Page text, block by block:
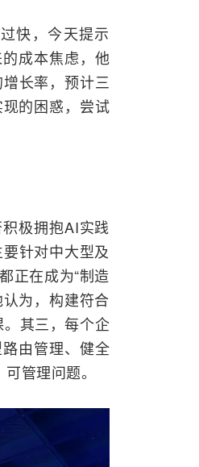
快，今天提示
成本焦虑，他
长率，预计三
的困惑，尝试
极拥抱AI实践
针对中大型及
正在成为“制造
为，构建符合
其三，每个企
由管理、健全
管理问题。